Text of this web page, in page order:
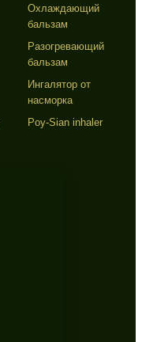
Охлаждающий
бальзам
Разогревающий
бальзам
Ингалятор от
насморка
Poy-Sian inhaler